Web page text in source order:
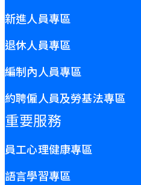
新進人員專區
退休人員專區
編制內人員專區
約聘僱人員及勞基法專區
重要服務
員工心理健康專區
語言學習專區